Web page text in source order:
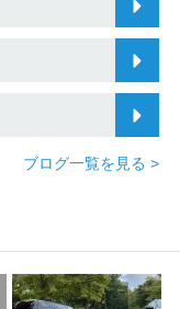
ブログ一覧を見る >